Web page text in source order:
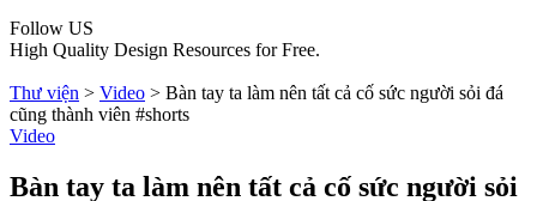
Follow US
High Quality Design Resources for Free.
Thư viện > Video > Bàn tay ta làm nên tất cả cố sức người sỏi đá
cũng thành viên #shorts
Video
Bàn tay ta làm nên tất cả cố sức người sỏi